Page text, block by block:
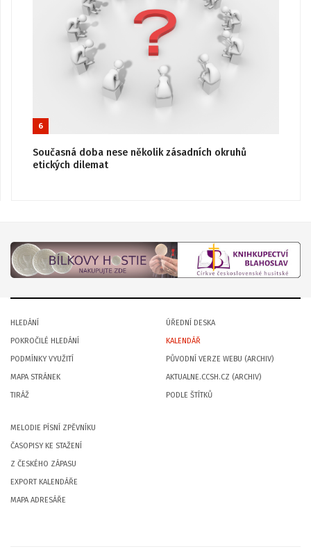
6
Současná doba nese několik zásadních okruhů
etických dilemat
HLEDÁNÍ
POKROČILÉ HLEDÁNÍ
PODMÍNKY VYUŽITÍ
MAPA STRÁNEK
TIRÁŽ
ÚŘEDNÍ DESKA
KALENDÁŘ
PŮVODNÍ VERZE WEBU (ARCHIV)
AKTUALNE.CCSH.CZ (ARCHIV)
PODLE ŠTÍTKŮ
MELODIE PÍSNÍ ZPĚVNÍKU
ČASOPISY KE STAŽENÍ
Z ČESKÉHO ZÁPASU
EXPORT KALENDÁŘE
MAPA ADRESÁŘE